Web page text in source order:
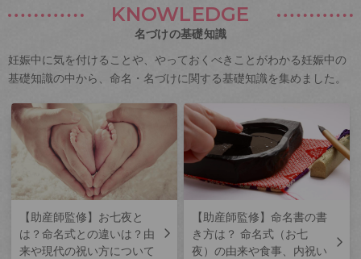
KNOWLEDGE
名づけの基礎知識
妊娠中に気を付けることや、やっておくべきことがわかる妊娠中の
基礎知識の中から、命名・名づけに関する基礎知識を集めました。
【助産師監修】お七夜と
は？命名式との違いは？由
来や現代の祝い方について
【助産師監修】命名書の書
き方は？ 命名式（お七
夜）の由来や食事、内祝い